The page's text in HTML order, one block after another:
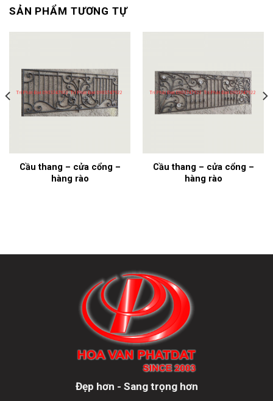
SẢN PHẨM TƯƠNG TỰ
Cầu thang – cửa cổng –
hàng rào
Cầu thang – cửa cổng –
hàng rào
Đẹp hơn - Sang trọng hơn